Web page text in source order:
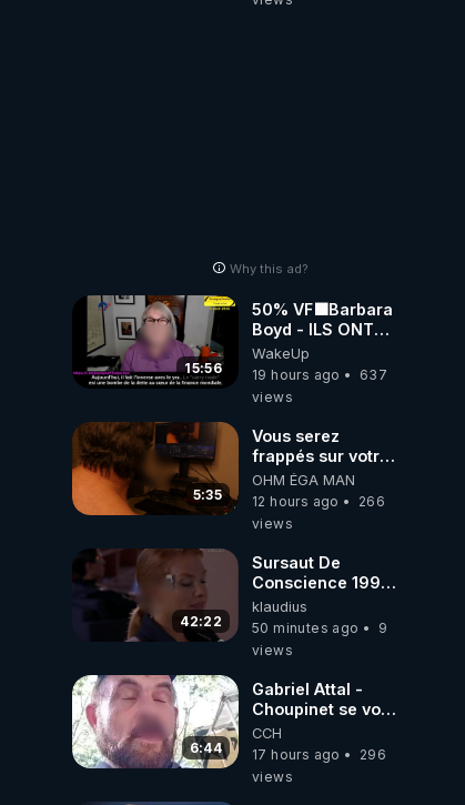
Why this ad?
15:56
50% VF🟩Barbara
Boyd - ILS ONT
MENTI SUR TOUT
-Jocelyne
Traduction
WakeUp
19 hours ago
637
views
5:35
Vous serez
frappés sur votre
sol européens par
la faute des
dirigeants qui
le nez
OHM ÉGA MAN
12 hours ago
266
views
42:22
Sursaut De
Conscience 1998
- toujours
d'actualité ....Au
Dela Du Réel
klaudius
50 minutes ago
9
views
6:44
Gabriel Attal -
Choupinet se voit
en haut de
l'affiche
CCH
17 hours ago
296
views